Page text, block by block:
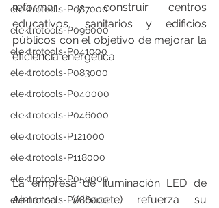
elektrotools-P087000
elektrotools-P096000
elektrotools-P041000
elektrotools-P083000
elektrotools-P040000
elektrotools-P046000
elektrotools-P121000
elektrotools-P118000
elektrotools-P059000
elektrotools-P086000
reformar y construir centros
educativos, sanitarios y edificios
públicos con el objetivo de mejorar la
eficiencia energética.
La empresa de iluminación LED de
Almansa (Albacete) refuerza su